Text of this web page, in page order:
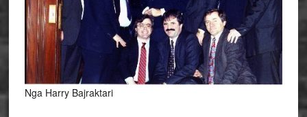
Nga Harry Bajraktari